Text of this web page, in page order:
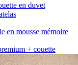
en duvet
en mousse mémoire
+ couette